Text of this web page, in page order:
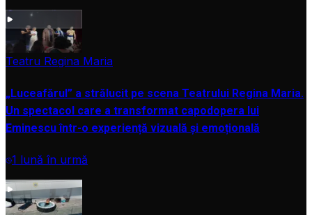
VIDEO
Teatru Regina Maria
„Luceafărul” a strălucit pe scena Teatrului Regina Maria.
Un spectacol care a transformat capodopera lui
Eminescu într-o experiență vizuală și emoțională
1 lună în urmă
VIDEO